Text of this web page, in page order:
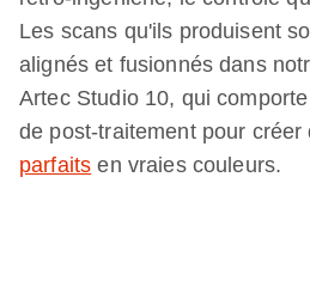
Les scans qu'ils produisent
alignés et fusionnés dans
Artec Studio 10, qui
de post-traitement pour créer
parfaits en vraies couleurs.